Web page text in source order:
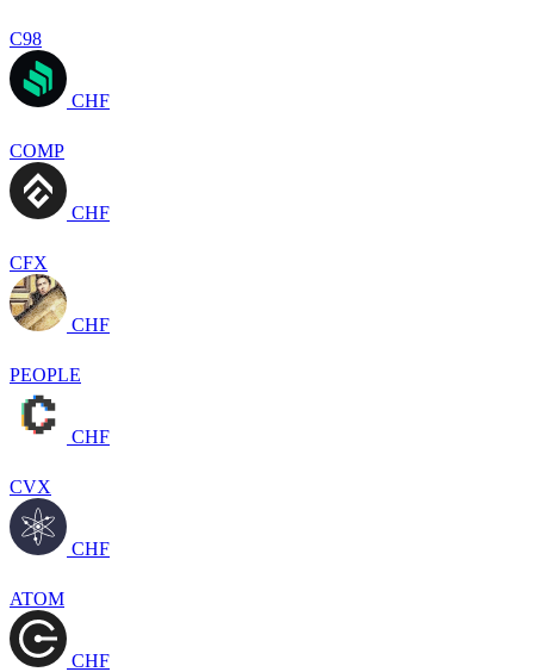
C98
CHF
COMP
CHF
CFX
CHF
PEOPLE
CHF
CVX
CHF
ATOM
CHF